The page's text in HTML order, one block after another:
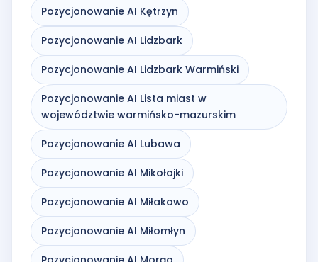
Pozycjonowanie AI Kętrzyn
Pozycjonowanie AI Lidzbark
Pozycjonowanie AI Lidzbark Warmiński
Pozycjonowanie AI Lista miast w
województwie warmińsko-mazurskim
Pozycjonowanie AI Lubawa
Pozycjonowanie AI Mikołajki
Pozycjonowanie AI Miłakowo
Pozycjonowanie AI Miłomłyn